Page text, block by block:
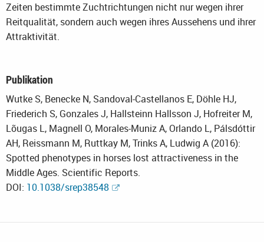
Zeiten bestimmte Zuchtrichtungen nicht nur wegen ihrer
Reitqualität, sondern auch wegen ihres Aussehens und ihrer
Attraktivität.
Publikation
Wutke S, Benecke N, Sandoval-Castellanos E, Döhle HJ,
Friederich S, Gonzales J, Hallsteinn Hallsson J, Hofreiter M,
Lõugas L, Magnell O, Morales-Muniz A, Orlando L, Pálsdóttir
AH, Reissmann M, Ruttkay M, Trinks A, Ludwig A (2016):
Spotted phenotypes in horses lost attractiveness in the
Middle Ages. Scientific Reports.
DOI: 10.1038/srep38548